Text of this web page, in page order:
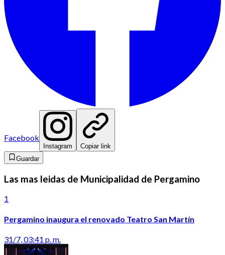
Facebook
Instagram
Copiar link
Guardar
Las mas leidas de Municipalidad de Pergamino
1
Pergamino inaugura el renovado Teatro San Martín
31/7, 03:41 p. m.